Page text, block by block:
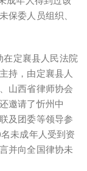
保委人员组织、
定襄县人民法院
持，由定襄县人
山西省律师协会
邀请了忻州中
及团委等领导参
未成年人受到资
并向全国律协未